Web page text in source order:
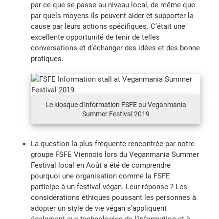
par ce que se passe au niveau local, de même que
par quels moyens ils peuvent aider et supporter la
cause par leurs actions spécifiques. C’était une
excellente opportunité de tenir de telles
conversations et d’échanger des idées et des bonne
pratiques.
Le kiosque d'information FSFE au Veganmania
Summer Festival 2019
La question la plus fréquente rencontrée par notre
groupe FSFE Viennois lors du Veganmania Summer
Festival local en Août a été de comprendre
pourquoi une organisation comme la FSFE
participe à un festival végan. Leur réponse ? Les
considérations éthiques poussant les personnes à
adopter un style de vie végan s’appliquent